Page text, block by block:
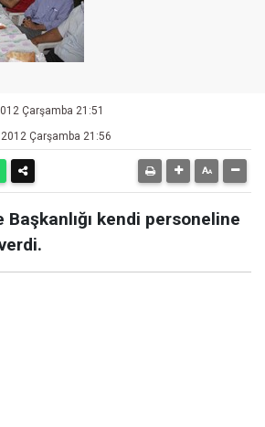
Çarşamba 21:51
Çarşamba 21:56
kendi personeline